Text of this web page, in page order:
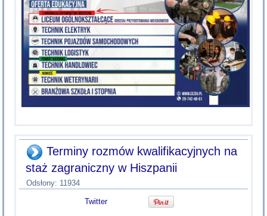
Terminy rozmów kwalifikacyjnych na
staż zagraniczny w Hiszpanii
Odsłony: 11934
Twitter